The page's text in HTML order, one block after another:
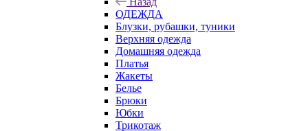
ОДЕЖДА
Блузки, рубашки, туники
Верхняя одежда
Домашняя одежда
Платья
Жакеты
Белье
Брюки
Юбки
Трикотаж